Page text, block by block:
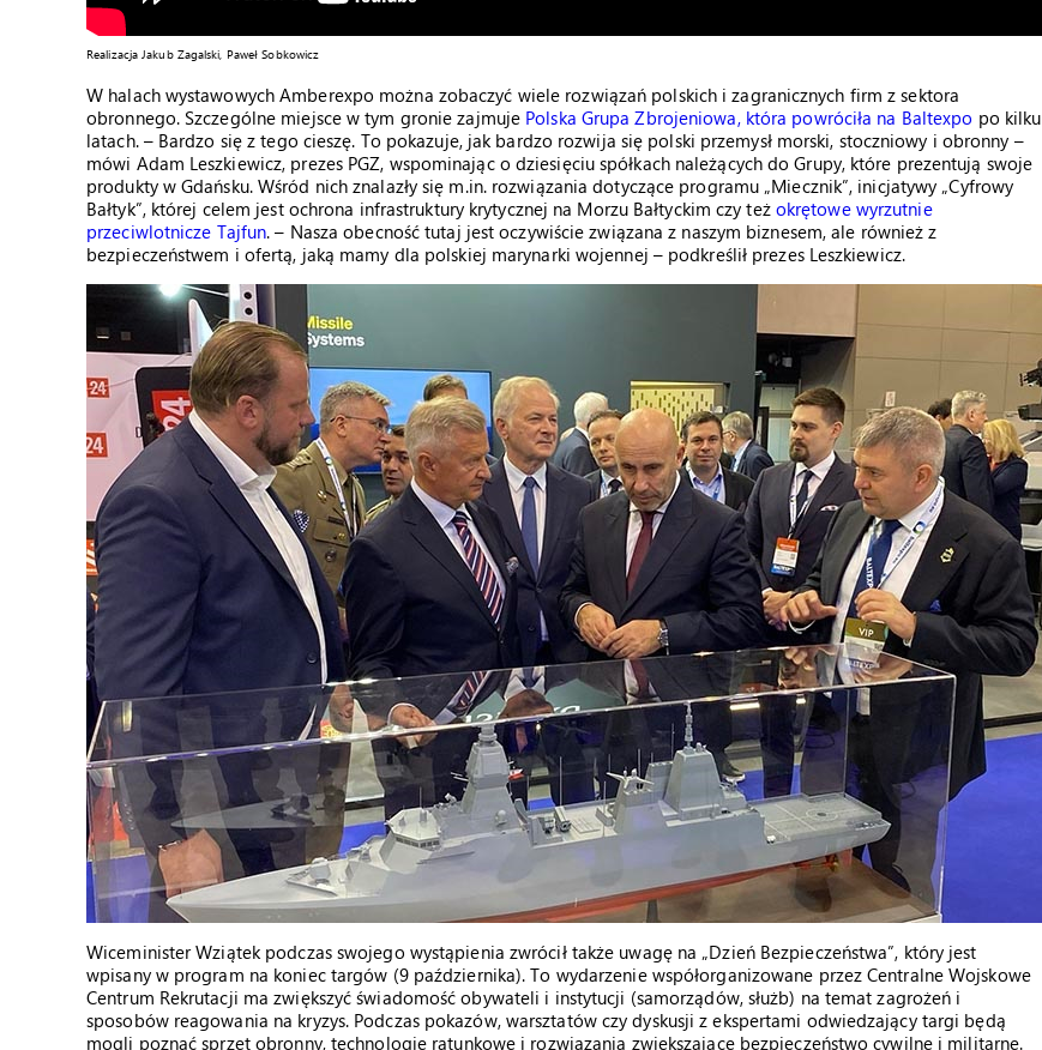
Realizacja Jakub Zagalski, Paweł Sobkowicz
W halach wystawowych Amberexpo można zobaczyć wiele rozwiązań polskich i zagranicznych firm z sektora
obronnego. Szczególne miejsce w tym gronie zajmuje Polska Grupa Zbrojeniowa, która powróciła na Baltexpo po kilku
latach. – Bardzo się z tego cieszę. To pokazuje, jak bardzo rozwija się polski przemysł morski, stoczniowy i obronny –
mówi Adam Leszkiewicz, prezes PGZ, wspominając o dziesięciu spółkach należących do Grupy, które prezentują swoje
produkty w Gdańsku. Wśród nich znalazły się m.in. rozwiązania dotyczące programu „Miecznik”, inicjatywy „Cyfrowy
Bałtyk”, której celem jest ochrona infrastruktury krytycznej na Morzu Bałtyckim czy też okrętowe wyrzutnie
przeciwlotnicze Tajfun. – Nasza obecność tutaj jest oczywiście związana z naszym biznesem, ale również z
bezpieczeństwem i ofertą, jaką mamy dla polskiej marynarki wojennej – podkreślił prezes Leszkiewicz.
Wiceminister Wziątek podczas swojego wystąpienia zwrócił także uwagę na „Dzień Bezpieczeństwa”, który jest
wpisany w program na koniec targów (9 października). To wydarzenie współorganizowane przez Centralne Wojskowe
Centrum Rekrutacji ma zwiększyć świadomość obywateli i instytucji (samorządów, służb) na temat zagrożeń i
sposobów reagowania na kryzys. Podczas pokazów, warsztatów czy dyskusji z ekspertami odwiedzający targi będą
mogli poznać sprzęt obronny, technologie ratunkowe i rozwiązania zwiększające bezpieczeństwo cywilne i militarne.